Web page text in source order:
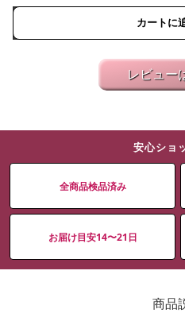
カートに
レビュー
安心ショ
全商品検品済み
お届け目安14〜21日
商品